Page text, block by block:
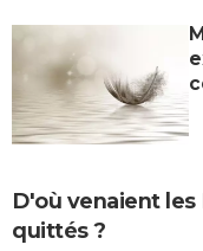
D'où venaient les
quittés ?